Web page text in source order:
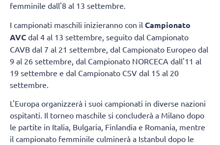
femminile dall'8 al 13 settembre.
I campionati maschili inizieranno con il Campionato
AVC dal 4 al 13 settembre, seguito dal Campionato
CAVB dal 7 al 21 settembre, dal Campionato Europeo dal
9 al 26 settembre, dal Campionato NORCECA dall'11 al
19 settembre e dal Campionato CSV dal 15 al 20
settembre.
L'Europa organizzerà i suoi campionati in diverse nazioni
ospitanti. Il torneo maschile si concluderà a Milano dopo
le partite in Italia, Bulgaria, Finlandia e Romania, mentre
il campionato femminile culminerà a Istanbul dopo le